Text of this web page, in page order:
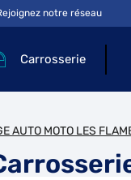
Carrosserie
notre réseau
AUTO MOTO LES